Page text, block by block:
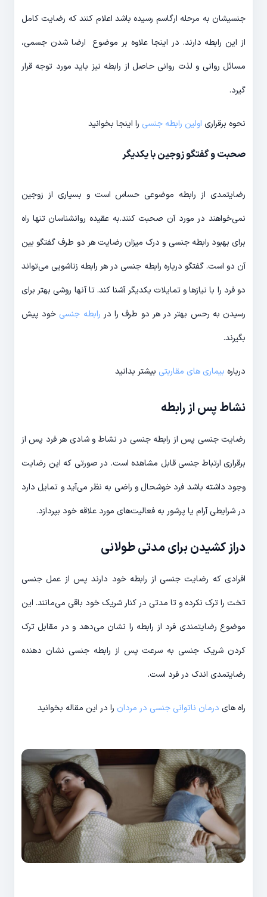
جنسیشان به مرحله ارگاسم رسیده باشد اعلام کنند که رضایت کامل
از این رابطه دارند. در اینجا علاوه بر موضوع ارضا شدن جسمی،
مسائل روانی و لذت روانی حاصل از رابطه نیز باید مورد توجه قرار
گیرد.
نحوه برقراری اولین رابطه جنسی را اینجا بخوانید
صحبت و گفتگو زوجین با یکدیگر
رضایتمدی از رابطه موضوعی حساس است و بسیاری از زوجین
نمی‌خواهند در مورد آن صحبت کنند.به عقیده روانشناسان تنها راه
برای بهبود رابطه جنسی و درک میزان رضایت هر دو طرف گفتگو بین
آن دو است. گفتگو درباره رابطه جنسی در هر رابطه زناشویی می‌تواند
دو فرد را با نیازها و تمایلات یکدیگر آشنا کند. تا آنها روشی بهتر برای
رسیدن به رحس بهتر در هر دو طرف را در رابطه جنسی خود پیش
بگیرند.
درباره بیماری های مقاربتی بیشتر بدانید
نشاط پس از رابطه
رضایت جنسی پس از رابطه جنسی در نشاط و شادی هر فرد پس از
برقراری ارتباط جنسی قابل مشاهده است. در صورتی که این رضایت
وجود داشته باشد فرد خوشحال و راضی به نظر می‌آید و تمایل دارد
در شرایطی آرام یا پرشور به فعالیت‌های مورد علاقه خود بپردازد.
دراز کشیدن برای مدتی طولانی
افرادی که رضایت جنسی از رابطه خود دارند پس از عمل جنسی
تخت را ترک نکرده و تا مدتی در کنار شریک خود باقی می‌مانند. این
موضوع رضایتمندی فرد از رابطه را نشان می‌دهد و در مقابل ترک
کردن شریک جنسی به سرعت پس از رابطه جنسی نشان دهنده
رضایتمدی اندک در فرد است.
راه های درمان ناتوانی جنسی در مردان را در این مقاله بخوانید